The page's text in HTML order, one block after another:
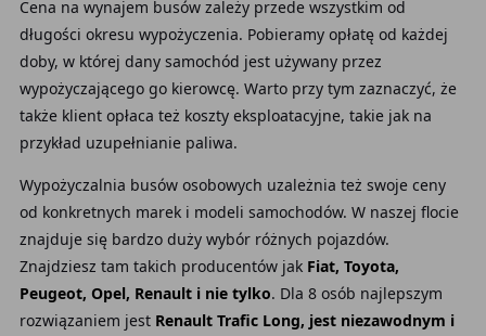
Cena na wynajem busów zależy przede wszystkim od
długości okresu wypożyczenia. Pobieramy opłatę od każdej
doby, w której dany samochód jest używany przez
wypożyczającego go kierowcę. Warto przy tym zaznaczyć, że
także klient opłaca też koszty eksploatacyjne, takie jak na
przykład uzupełnianie paliwa.
Wypożyczalnia busów osobowych uzależnia też swoje ceny
od konkretnych marek i modeli samochodów. W naszej flocie
znajduje się bardzo duży wybór różnych pojazdów.
Znajdziesz tam takich producentów jakFiat, Toyota,
Peugeot, Opel, Renault i nie tylko. Dla 8 osób najlepszym
rozwiązaniem jest Renault Trafic Long, jest niezawodnym i